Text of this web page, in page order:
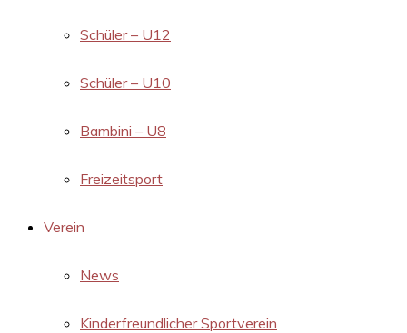
Schüler – U12
Schüler – U10
Bambini – U8
Freizeitsport
Verein
News
Kinderfreundlicher Sportverein